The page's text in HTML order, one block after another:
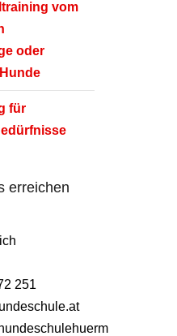
vom
oder
für
erreichen
251